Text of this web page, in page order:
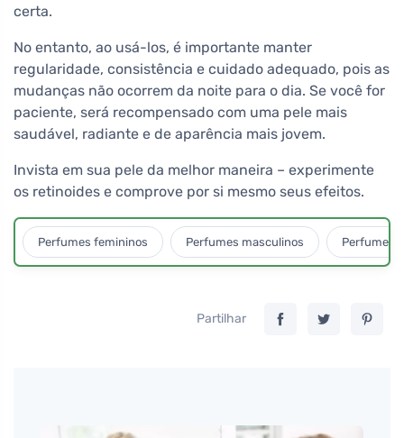
certa.
No entanto, ao usá-los, é importante manter
regularidade, consistência e cuidado adequado, pois as
mudanças não ocorrem da noite para o dia. Se você for
paciente, será recompensado com uma pele mais
saudável, radiante e de aparência mais jovem.
Invista em sua pele da melhor maneira – experimente
os retinoides e comprove por si mesmo seus efeitos.
Perfumes femininos Perfumes masculinos Perfumes
Partilhar